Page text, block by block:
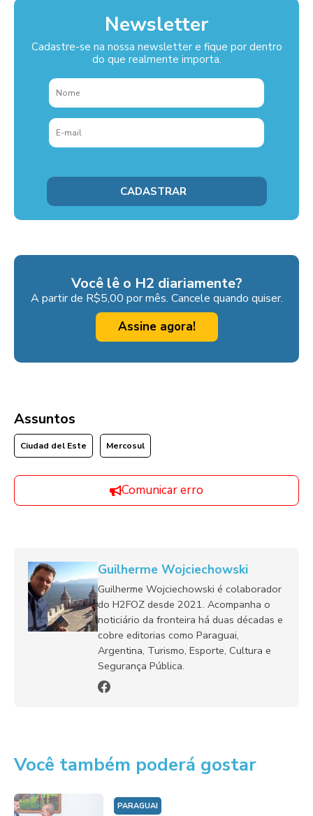
Newsletter
Cadastre-se na nossa newsletter e fique por dentro
do que realmente importa.
Você lê o H2 diariamente?
A partir de R$5,00 por mês. Cancele quando quiser.
Assine agora!
Assuntos
Ciudad del Este Mercosul
Comunicar erro
Guilherme Wojciechowski
Guilherme Wojciechowski é colaborador
do H2FOZ desde 2021. Acompanha o
noticiário da fronteira há duas décadas e
cobre editorias como Paraguai,
Argentina, Turismo, Esporte, Cultura e
Segurança Pública.
Você também poderá gostar
PARAGUAI